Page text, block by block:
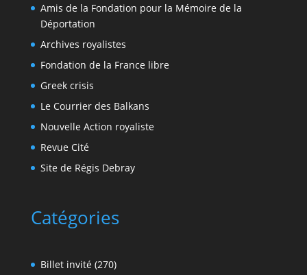
Amis de la Fondation pour la Mémoire de la
Déportation
Archives royalistes
Fondation de la France libre
Greek crisis
Le Courrier des Balkans
Nouvelle Action royaliste
Revue Cité
Site de Régis Debray
Catégories
Billet invité(270)